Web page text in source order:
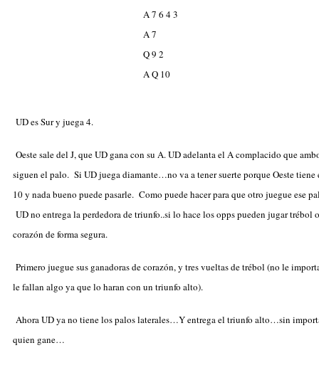
A 7 6 4 3
A 7
Q 9 2
A Q 10
UD es Sur y juega 4.
Oeste sale del J, que UD gana con su A. UD adelanta el A complacido que
siguen el palo. Si UD juega diamante…no va a tener suerte porque Oeste
10 y nada bueno puede pasarle. Como puede hacer para que otro juegue ese
UD no entrega la perdedora de triunfo..si lo hace los opps pueden jugar trébol o
corazón de forma segura.
Primero juegue sus ganadoras de corazón, y tres vueltas de trébol (no le
le fallan algo ya que lo haran con un triunfo alto).
Ahora UD ya no tiene los palos laterales…Y entrega el triunfo alto…sin
quien gane…